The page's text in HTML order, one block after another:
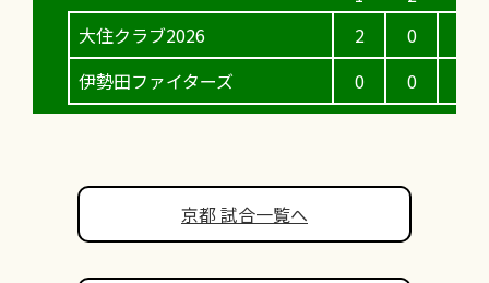
大住クラブ2026
伊勢田ファイターズ
2
0
0
0
京都 試合一覧へ